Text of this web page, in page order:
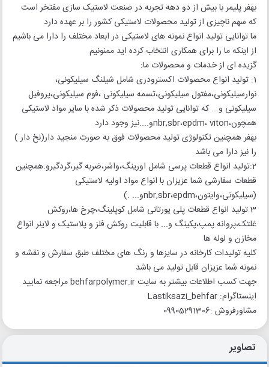
بهفر پلیمر با بیش از دو دهه تجربه در صنعت لاستیک سازی مفتخر است
که سهم ناچیزی از تولید محصولات لاستیکی کشور را بر عهده دارد
ما توانایی تولید انواع نمونه های لاستیکی در ابعاد مختلف را دارا می باشیم
از اینکه ما را برای همکاری انتخاب کرده اید ممنونیم
گزیده ای از خدمات و محصولات ما:
1: تولید انواع محصولات اکسترودری شامل شیلنگ سیلیکونی،
نوارسیلیکونی،مفتول سیلیکونی،تسمه سیلیکونی ،فوم سیلیکونی،پروفیل
سیلیکونی و... که توانایی تولید محصولات ذکر شده با سایر مواد لاستیکی
همچون،nbr,sbr،epdm، vitonو....نیز وجود دارد
بهفر همچنین تکنولوژی تولید محصولات فوق به صورت منجید دار(نخ دار )
را نیز دارا می باشد
2:تولید انواع قطعات پرسی شامل اورینگ،واشر،ضربه گیر،گردگیرو.همچنین
قطعات سفارشی شما عزیزان با انواع مواد اولیه لاستیکی
(سیلیکونی،وایتون،nbr,sbr،epdmو... .)
3 تولید انواع قطعات پلی یورتانی شامل کوپلینگ،چرخ ها،روکش
غلتک،پروانه پمپ،پکینگ و... با قابلیت روکش فلز و پلاستیک و لاینر انواع
مخازن و لوله ها
کلیه تولیدات کارخانه در سایزها و رنگ های مختلف طبق سفارش و نقشه و
نمونه شما عزیزان قابل تولید می باشد
جهت کسب اطلاعات بیشتر به سایت behfarpolymer.ir مراجعه نمایید
اینستاگرام: Lastiksazi_behfar
مشاورفروش :09905291306
تصاویر